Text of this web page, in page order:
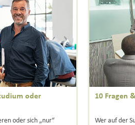
oder
oder sich „nur“
10 Fragen
Wer auf der